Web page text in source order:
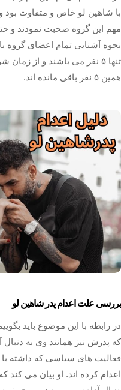
با شاهین لو خاص و متفاوت بود
مهم این گروه صحبت نمودند و
نحوه آشنایی تمام اعضای گروه
تنها ۵ نفر می باشند و از
همین ۵ نفر باقی مانده اند.
بررسی علت اعدام پدر شاهین لو
در رابطه با این موضوع باید
که پدرش نیز همانند وی به
فعالیت های سیاسی که داشته
اعدام کرده اند. او بیان می کند